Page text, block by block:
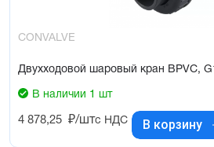
CONVALVE
Двухходовой шаровый кран BPVC,
В наличии 1 шт
4 878,25 ₽/штс НДС В корзину